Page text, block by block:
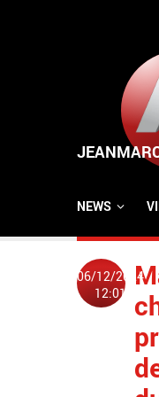
NEWS
06/12/2024
12:01